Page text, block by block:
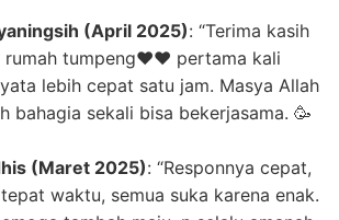
(April 2025): “Terima kasih
rumah tumpeng❤️❤️ pertama kali
lebih cepat satu jam. Masya Allah
bahagia sekali bisa bekerjasama. 🥳
(Maret 2025): “Responnya cepat,
waktu, semua suka karena enak.